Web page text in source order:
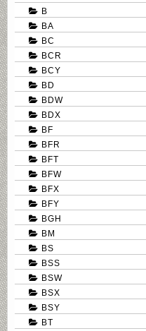
B
BA
BC
BCR
BCY
BD
BDW
BDX
BF
BFR
BFT
BFW
BFX
BFY
BGH
BM
BS
BSS
BSW
BSX
BSY
BT